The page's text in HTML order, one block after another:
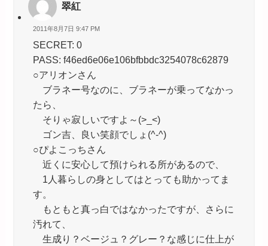
翠紅
2011年8月7日 9:47 PM
SECRET: 0
PASS: f46ed6e06e106bfbbdc3254078c62879
○アリオンさん
ブラネー号なのに、ブラネーが乗ってなかっ
たら、
そりゃ寂しいですよ～(>_<)
ゴン吉、良い笑顔でしょ(^-^)
○ぴよこっちさん
近くに安心して預けられる所があるので、
1人暮らしの身としてはとっても助かってま
す。
もともと真っ白ではなかったですが、さらに
汚れて、
生成り？ベージュ？グレー？な感じに仕上が